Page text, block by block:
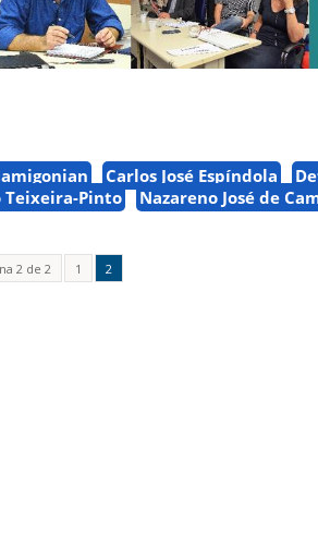
Carlos José Espíndola
Teixeira-Pinto Nazareno José de
2 de 2 1 2